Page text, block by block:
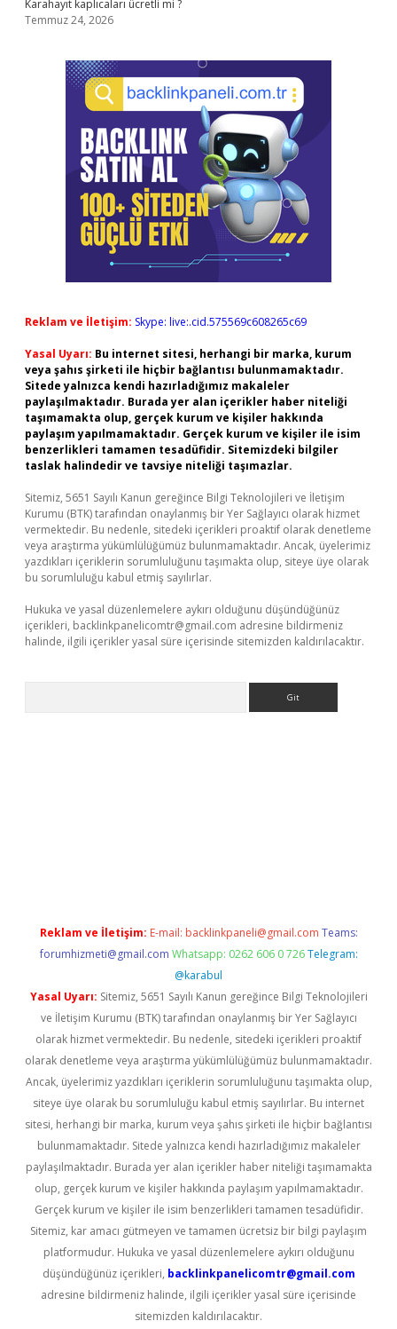
Karahayıt kaplıcaları ücretli mi ?
Temmuz 24, 2026
Reklam ve İletişim: Skype: live:.cid.575569c608265c69
Yasal Uyarı: Bu internet sitesi, herhangi bir marka, kurum
veya şahıs şirketi ile hiçbir bağlantısı bulunmamaktadır.
Sitede yalnızca kendi hazırladığımız makaleler
paylaşılmaktadır. Burada yer alan içerikler haber niteliği
taşımamakta olup, gerçek kurum ve kişiler hakkında
paylaşım yapılmamaktadır. Gerçek kurum ve kişiler ile isim
benzerlikleri tamamen tesadüfidir. Sitemizdeki bilgiler
taslak halindedir ve tavsiye niteliği taşımazlar.
Sitemiz, 5651 Sayılı Kanun gereğince Bilgi Teknolojileri ve İletişim
Kurumu (BTK) tarafından onaylanmış bir Yer Sağlayıcı olarak hizmet
vermektedir. Bu nedenle, sitedeki içerikleri proaktif olarak denetleme
veya araştırma yükümlülüğümüz bulunmamaktadır. Ancak, üyelerimiz
yazdıkları içeriklerin sorumluluğunu taşımakta olup, siteye üye olarak
bu sorumluluğu kabul etmiş sayılırlar.
Hukuka ve yasal düzenlemelere aykırı olduğunu düşündüğünüz
içerikleri, backlinkpanelicomtr@gmail.com adresine bildirmeniz
halinde, ilgili içerikler yasal süre içerisinde sitemizden kaldırılacaktır.
Reklam ve İletişim: E-mail: backlinkpaneli@gmail.com Teams:
forumhizmeti@gmail.com Whatsapp: 0262 606 0 726 Telegram:
@karabul
Yasal Uyarı: Sitemiz, 5651 Sayılı Kanun gereğince Bilgi Teknolojileri
ve İletişim Kurumu (BTK) tarafından onaylanmış bir Yer Sağlayıcı
olarak hizmet vermektedir. Bu nedenle, sitedeki içerikleri proaktif
olarak denetleme veya araştırma yükümlülüğümüz bulunmamaktadır.
Ancak, üyelerimiz yazdıkları içeriklerin sorumluluğunu taşımakta olup,
siteye üye olarak bu sorumluluğu kabul etmiş sayılırlar. Bu internet
sitesi, herhangi bir marka, kurum veya şahıs şirketi ile hiçbir bağlantısı
bulunmamaktadır. Sitede yalnızca kendi hazırladığımız makaleler
paylaşılmaktadır. Burada yer alan içerikler haber niteliği taşımamakta
olup, gerçek kurum ve kişiler hakkında paylaşım yapılmamaktadır.
Gerçek kurum ve kişiler ile isim benzerlikleri tamamen tesadüfidir.
Sitemiz, kar amacı gütmeyen ve tamamen ücretsiz bir bilgi paylaşım
platformudur. Hukuka ve yasal düzenlemelere aykırı olduğunu
düşündüğünüz içerikleri, backlinkpanelicomtr@gmail.com
adresine bildirmeniz halinde, ilgili içerikler yasal süre içerisinde
sitemizden kaldırılacaktır.